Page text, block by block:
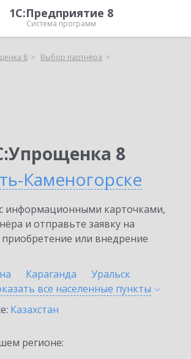
1С:Предприятие 8
Система программ
8
Выбор партнёра
8
Каменогорске
информационными карточками,
и отправьте заявку на
или внедрение
Караганда
Уральск
все населенные пункты
Казахстан
регионе: